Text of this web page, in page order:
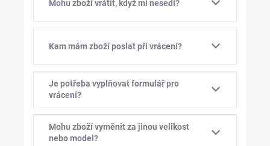
Mohu zboží vrátit, když mi nesedí?
Kam mám zboží poslat při vrácení?
Je potřeba vyplňovat formulář pro
vrácení?
Mohu zboží vyměnit za jinou velikost
nebo model?